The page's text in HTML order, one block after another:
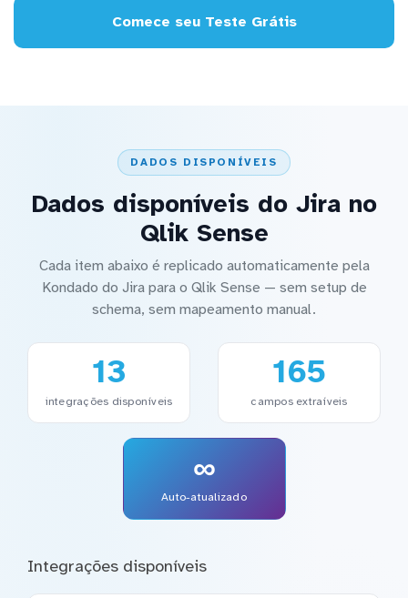
Comece seu Teste Grátis
DADOS DISPONÍVEIS
Dados disponíveis do Jira no
Qlik Sense
Cada item abaixo é replicado automaticamente pela
Kondado do Jira para o Qlik Sense — sem setup de
schema, sem mapeamento manual.
13
integrações disponíveis
165
campos extraíveis
∞
Auto-atualizado
Integrações disponíveis